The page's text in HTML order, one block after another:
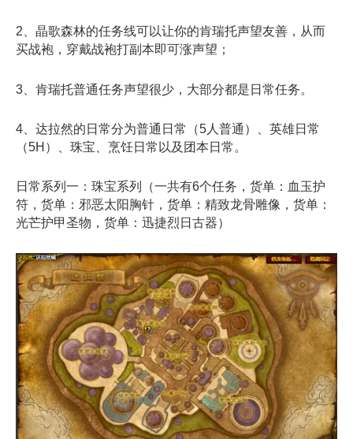
2、晶歌森林的任务线可以让你的肯瑞托声望友善，从而
买战袍，穿戴战袍打副本即可涨声望；
3、肯瑞托普通任务声望很少，大部分都是日常任务。
4、达拉然的日常分为普通日常（5人普通）、英雄日常
（5H）、珠宝、烹饪日常以及团本日常。
日常系列一：珠宝系列 （一共有6个任务， 货单：血玉护
符，货单：邪恶太阳胸针，货单：精致龙骨雕像，货单：
光芒护甲圣物，货单：迅捷烈日古器）